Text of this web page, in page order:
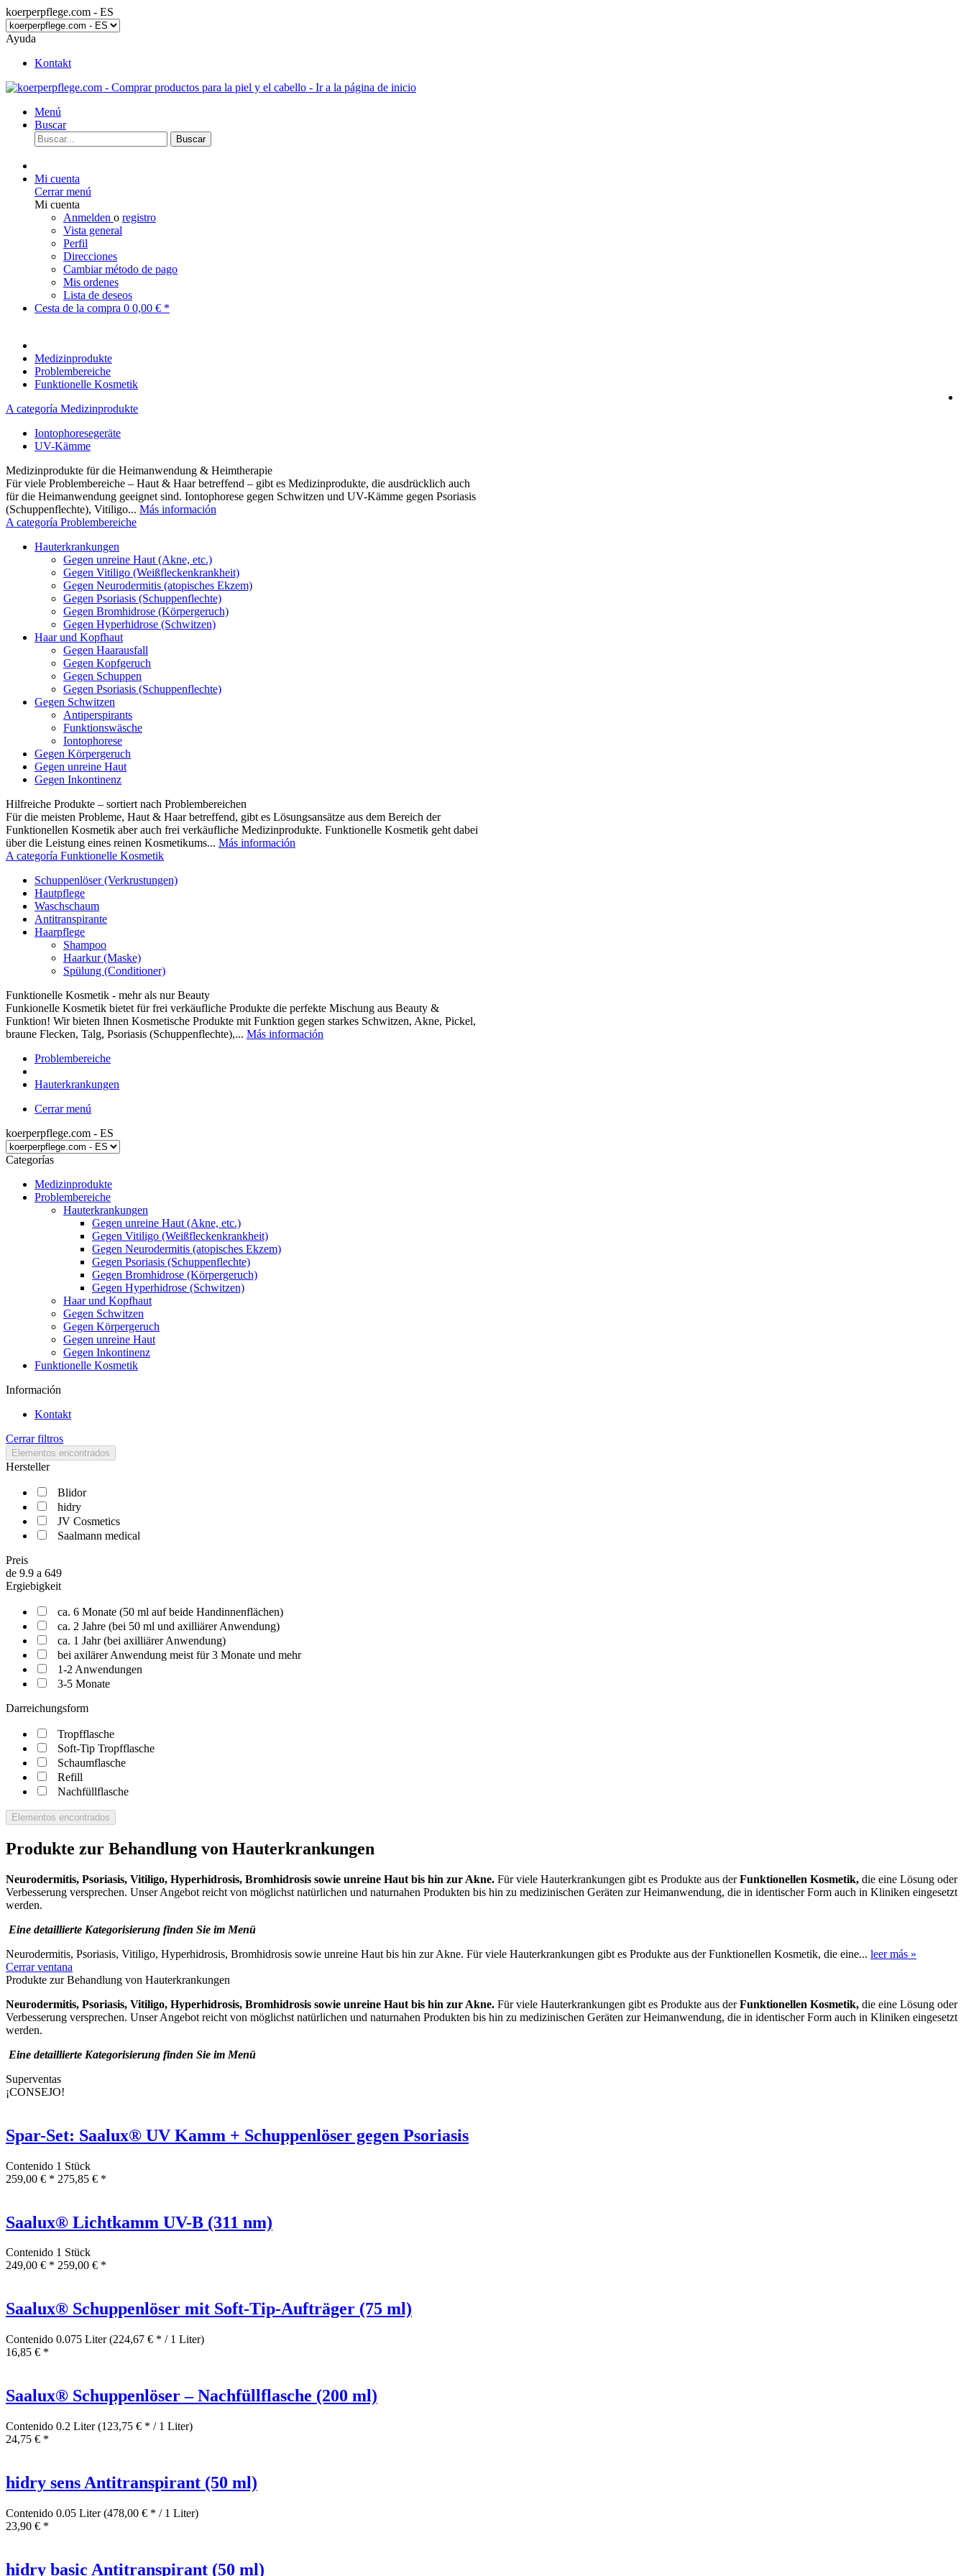
koerperpflege.com - ES
Ayuda
Kontakt
Menú
Buscar
Buscar
Mi cuenta
Cerrar menú
Mi cuenta
Anmelden o registro
Vista general
Perfil
Direcciones
Cambiar método de pago
Mis ordenes
Lista de deseos
Cesta de la compra 0 0,00 € *
Medizinprodukte
Problembereiche
Funktionelle Kosmetik
A categoría Medizinprodukte
Iontophoresegeräte
UV-Kämme
Medizinprodukte für die Heimanwendung & Heimtherapie
Für viele Problembereiche – Haut & Haar betreffend – gibt es Medizinprodukte, die ausdrücklich auch
für die Heimanwendung geeignet sind. Iontophorese gegen Schwitzen und UV-Kämme gegen Psoriasis
(Schuppenflechte), Vitiligo... Más información
A categoría Problembereiche
Hauterkrankungen
Gegen unreine Haut (Akne, etc.)
Gegen Vitiligo (Weißfleckenkrankheit)
Gegen Neurodermitis (atopisches Ekzem)
Gegen Psoriasis (Schuppenflechte)
Gegen Bromhidrose (Körpergeruch)
Gegen Hyperhidrose (Schwitzen)
Haar und Kopfhaut
Gegen Haarausfall
Gegen Kopfgeruch
Gegen Schuppen
Gegen Psoriasis (Schuppenflechte)
Gegen Schwitzen
Antiperspirants
Funktionswäsche
Iontophorese
Gegen Körpergeruch
Gegen unreine Haut
Gegen Inkontinenz
Hilfreiche Produkte – sortiert nach Problembereichen
Für die meisten Probleme, Haut & Haar betreffend, gibt es Lösungsansätze aus dem Bereich der
Funktionellen Kosmetik aber auch frei verkäufliche Medizinprodukte. Funktionelle Kosmetik geht dabei
über die Leistung eines reinen Kosmetikums... Más información
A categoría Funktionelle Kosmetik
Schuppenlöser (Verkrustungen)
Hautpflege
Waschschaum
Antitranspirante
Haarpflege
Shampoo
Haarkur (Maske)
Spülung (Conditioner)
Funktionelle Kosmetik - mehr als nur Beauty
Funkionelle Kosmetik bietet für frei verkäufliche Produkte die perfekte Mischung aus Beauty &
Funktion! Wir bieten Ihnen Kosmetische Produkte mit Funktion gegen starkes Schwitzen, Akne, Pickel,
braune Flecken, Talg, Psoriasis (Schuppenflechte),... Más información
Problembereiche
Hauterkrankungen
Cerrar menú
koerperpflege.com - ES
Categorías
Medizinprodukte
Problembereiche
Hauterkrankungen
Gegen unreine Haut (Akne, etc.)
Gegen Vitiligo (Weißfleckenkrankheit)
Gegen Neurodermitis (atopisches Ekzem)
Gegen Psoriasis (Schuppenflechte)
Gegen Bromhidrose (Körpergeruch)
Gegen Hyperhidrose (Schwitzen)
Haar und Kopfhaut
Gegen Schwitzen
Gegen Körpergeruch
Gegen unreine Haut
Gegen Inkontinenz
Funktionelle Kosmetik
Información
Kontakt
Cerrar filtros
Elementos encontrados
Hersteller
Blidor
hidry
JV Cosmetics
Saalmann medical
Preis
de 9.9 a 649
Ergiebigkeit
ca. 6 Monate (50 ml auf beide Handinnenflächen)
ca. 2 Jahre (bei 50 ml und axilliärer Anwendung)
ca. 1 Jahr (bei axilliärer Anwendung)
bei axilärer Anwendung meist für 3 Monate und mehr
1-2 Anwendungen
3-5 Monate
Darreichungsform
Tropfflasche
Soft-Tip Tropfflasche
Schaumflasche
Refill
Nachfüllflasche
Elementos encontrados
Produkte zur Behandlung von Hauterkrankungen
Neurodermitis, Psoriasis, Vitiligo, Hyperhidrosis, Bromhidrosis sowie unreine Haut bis hin zur Akne. Für viele Hauterkrankungen gibt es Produkte aus derFunktionellen Kosmetik, die eine Lösung oder
Verbesserung versprechen. Unser Angebot reicht von möglichst natürlichen und naturnahen Produkten bis hin zu medizinischen Geräten zur Heimanwendung, die in identischer Form auch in Kliniken eingesetzt
werden.
Eine detaillierte Kategorisierung finden Sie im Menü
Neurodermitis, Psoriasis, Vitiligo, Hyperhidrosis, Bromhidrosis sowie unreine Haut bis hin zur Akne. Für viele Hauterkrankungen gibt es Produkte aus der Funktionellen Kosmetik, die eine... leer más »
Cerrar ventana
Produkte zur Behandlung von Hauterkrankungen
Neurodermitis, Psoriasis, Vitiligo, Hyperhidrosis, Bromhidrosis sowie unreine Haut bis hin zur Akne. Für viele Hauterkrankungen gibt es Produkte aus derFunktionellen Kosmetik, die eine Lösung oder
Verbesserung versprechen. Unser Angebot reicht von möglichst natürlichen und naturnahen Produkten bis hin zu medizinischen Geräten zur Heimanwendung, die in identischer Form auch in Kliniken eingesetzt
werden.
Eine detaillierte Kategorisierung finden Sie im Menü
Superventas
¡CONSEJO!
Spar-Set: Saalux® UV Kamm + Schuppenlöser gegen Psoriasis
Contenido 1 Stück
259,00 € * 275,85 € *
Saalux® Lichtkamm UV-B (311 nm)
Contenido 1 Stück
249,00 € * 259,00 € *
Saalux® Schuppenlöser mit Soft-Tip-Aufträger (75 ml)
Contenido 0.075 Liter(224,67 € * / 1 Liter)
16,85 € *
Saalux® Schuppenlöser – Nachfüllflasche (200 ml)
Contenido 0.2 Liter(123,75 € * / 1 Liter)
24,75 € *
hidry sens Antitranspirant (50 ml)
Contenido 0.05 Liter(478,00 € * / 1 Liter)
23,90 € *
hidry basic Antitranspirant (50 ml)